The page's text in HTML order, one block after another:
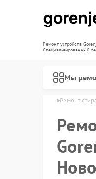
Ремонт устройств
Специализированный
Мы
в Новосибирске Ремонт